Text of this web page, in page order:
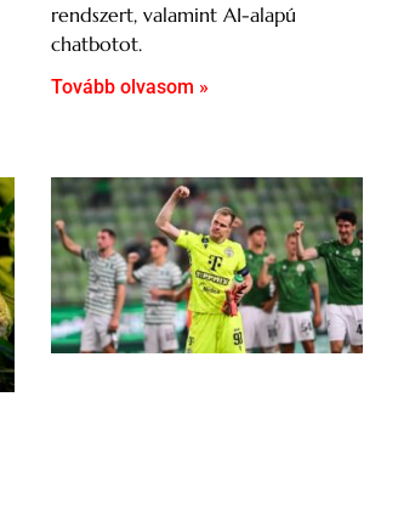
rendszert, valamint AI-alapú
chatbotot.
Tovább olvasom »